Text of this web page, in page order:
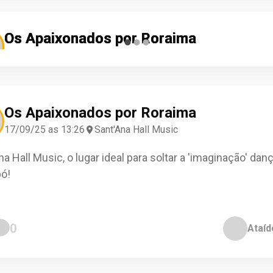
Os Apaixonados por Roraima
0
Os Apaixonados por Roraima
0
Os Apaixonados por Roraima
0
Os Apaixonados por Roraima
17/09/25 as 13:26 Sant'Ana Hall Music
Hall Music, o lugar ideal para soltar a 'imaginação'
0